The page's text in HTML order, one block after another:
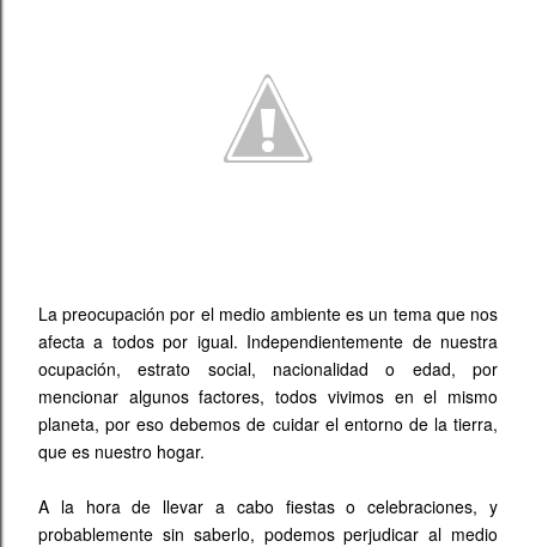
La preocupación por el medio ambiente es un tema que nos
afecta a todos por igual. Independientemente de nuestra
ocupación, estrato social, nacionalidad o edad, por
mencionar algunos factores, todos vivimos en el mismo
planeta, por eso debemos de cuidar el entorno de la tierra,
que es nuestro hogar.
A la hora de llevar a cabo fiestas o celebraciones, y
probablemente sin saberlo, podemos perjudicar al medio